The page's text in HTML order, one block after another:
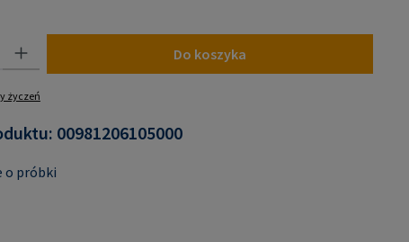
obecnie niedostępna.)
Do koszyka
życzeń
00981206105000
o próbki